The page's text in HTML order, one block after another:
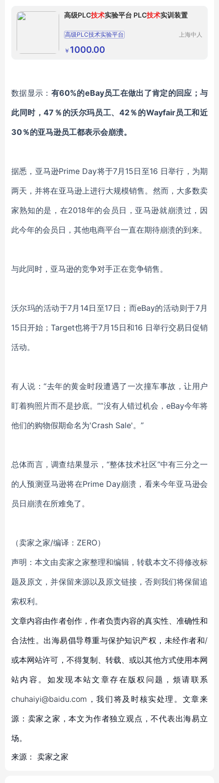
高级PLC技术实验平台 PLC技术实训装置
高级PLC技术实验平台
上海中人
￥ 1000.00
数据显示： 有60%的eBay员工在做出了肯定的回应；与
此同时，47％的沃尔玛员工、42％的Wayfair员工和近
30％的亚马逊员工都表示会崩溃。
据悉，亚马逊Prime Day将于7月15日至16 日举行，为期
两天，并将在亚马逊上进行大规模销售。然而，大多数卖
家熟知的是，在2018年的会员日，亚马逊就崩溃过，因
此今年的会员日，其他电商平台一直在期待崩溃的到来。
与此同时，亚马逊的竞争对手正在竞争销售。
沃尔玛的活动于7月14日至17日；而eBay的活动则于7月
15日开始；Target也将于7月15日和16 日举行交易日促销
活动。
有人说：“去年的黄金时段遭遇了一次撞车事故，让用户
盯着狗照片而不是抄底。”“没有人错过机会，eBay今年将
他们的购物假期命名为'Crash Sale'。”
总体而言，调查结果显示，“整体技术社区”中有三分之一
的人预测亚马逊将在Prime Day崩溃，看来今年亚马逊会
员日崩溃在所难免了。
（卖家之家/编译：ZERO）
声明：本文由卖家之家整理和编辑，转载本文不得修改标
题及原文，并保留来源以及原文链接，否则我们将保留追
索权利。
文章内容由作者创作，作者负责内容的真实性、准确性和
合法性。出海易倡导尊重与保护知识产权，未经作者和/
或本网站许可，不得复制、转载、或以其他方式使用本网
站内容。如发现本站文章存在版权问题，烦请联系
chuhaiyi@baidu.com，我们将及时核实处理。文章来
源：卖家之家，本文为作者独立观点，不代表出海易立
场。
来源： 卖家之家